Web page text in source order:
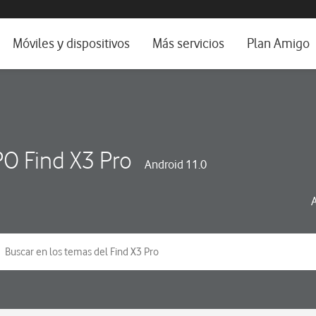
e idioma
Móviles y dispositivos Más servicios Plan Amigo
Find X3 Pro Android 11.0